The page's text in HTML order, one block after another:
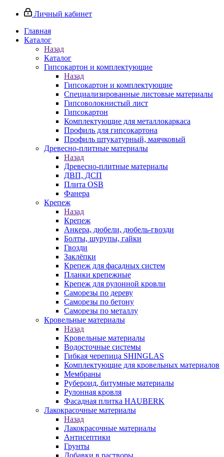
Личный кабинет
Главная
Каталог
Назад
Каталог
Гипсокартон и комплектующие
Назад
Гипсокартон и комплектующие
Специализированные листовые материалы
Гипсоволокнистый лист
Гипсокартон
Комплектующие для металлокаркаса
Профиль для гипсокартона
Профиль штукатурный, маячковый
Древесно-плитные материалы
Назад
Древесно-плитные материалы
ДВП, ДСП
Плита OSB
Фанера
Крепеж
Назад
Крепеж
Анкера, дюбели, дюбель-гвозди
Болты, шурупы, гайки
Гвозди
Заклёпки
Крепеж для фасадных систем
Планки крепежные
Крепеж для рулонной кровли
Саморезы по дереву
Саморезы по бетону
Саморезы по металлу
Кровельные материалы
Назад
Кровельные материалы
Водосточные системы
Гибкая черепица SHINGLAS
Комплектующие для кровельных материалов
Мембраны
Рубероид, битумные материалы
Рулонная кровля
Фасадная плитка HAUBERK
Лакокрасочные материалы
Назад
Лакокрасочные материалы
Антисептики
Грунты
Добавки в растворы